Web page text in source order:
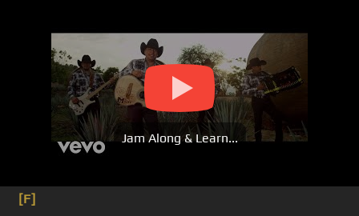
Jam Along & Learn...
[F]